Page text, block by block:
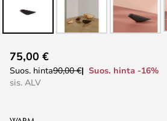
to
the
75,00 €
Suos. hinta90,00 €
Suos. hinta -16%
sis. ALV